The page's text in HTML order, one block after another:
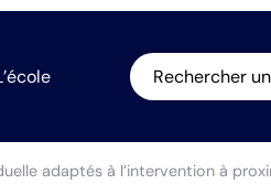
Rechercher
adaptés à l’intervention à